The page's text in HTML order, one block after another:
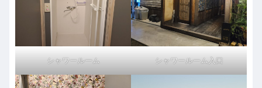
シャワールーム シャワールーム入口